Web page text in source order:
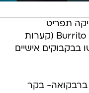
תפריט
משלוחים חורפי ועדכני עם Burrito Bowl (קערות
בבקבוקים אישיים
ברבקואה- בקר